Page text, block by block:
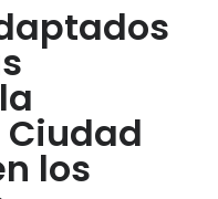
los